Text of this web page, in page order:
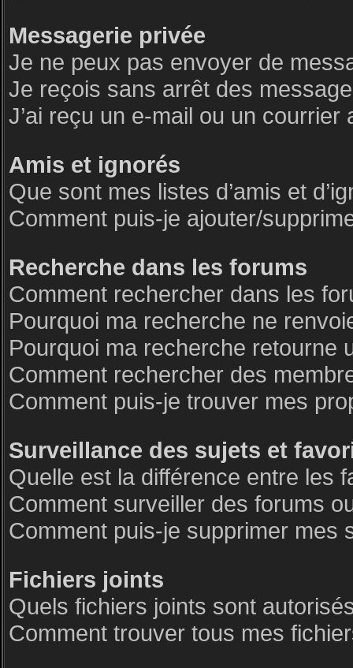
Messagerie privée
Je ne peux pas envoyer de
Je reçois sans arrêt des
J’ai reçu un e-mail ou un courrier
Amis et ignorés
Que sont mes listes d’amis et
Comment puis-je ajouter/
Recherche dans les forums
Comment rechercher dans les
Pourquoi ma recherche ne
Pourquoi ma recherche retourne
Comment rechercher des
Comment puis-je trouver mes
Surveillance des sujets et
Quelle est la différence entre les
Comment surveiller des forums
Comment puis-je supprimer mes
Fichiers joints
Quels fichiers joints sont
Comment trouver tous mes